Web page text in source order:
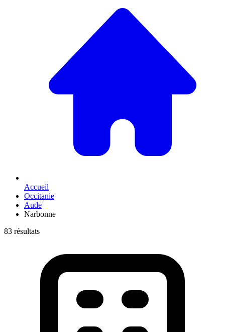
Accueil
Occitanie
Aude
Narbonne
83 résultats